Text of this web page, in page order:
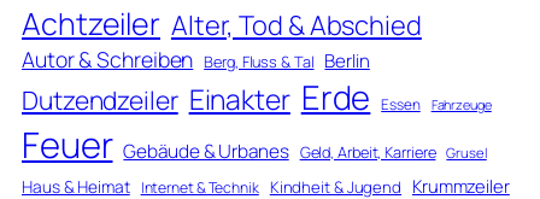
Achtzeiler Alter, Tod & Abschied
Autor & Schreiben Berg, Fluss & Tal Berlin
Dutzendzeiler Einakter Erde Essen Fahrzeuge
Feuer Gebäude & Urbanes Geld, Arbeit, Karriere Grusel
Haus & Heimat Internet & Technik Kindheit & Jugend Krummzeiler